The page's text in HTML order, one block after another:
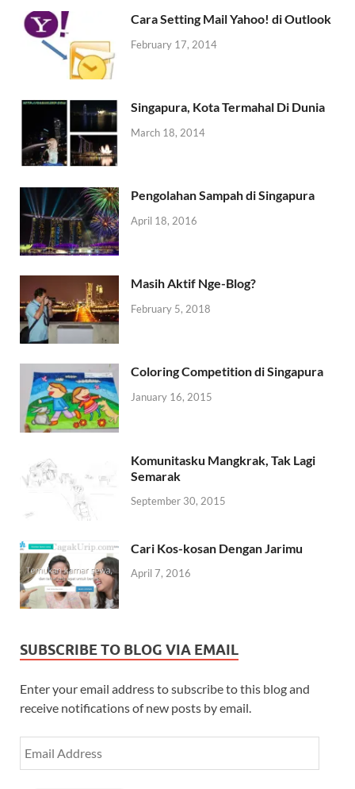
Cara Setting Mail Yahoo! di Outlook
February 17, 2014
Singapura, Kota Termahal Di Dunia
March 18, 2014
Pengolahan Sampah di Singapura
April 18, 2016
Masih Aktif Nge-Blog?
February 5, 2018
Coloring Competition di Singapura
January 16, 2015
Komunitasku Mangkrak, Tak Lagi
Semarak
September 30, 2015
Cari Kos-kosan Dengan Jarimu
April 7, 2016
SUBSCRIBE TO BLOG VIA EMAIL
Enter your email address to subscribe to this blog and
receive notifications of new posts by email.